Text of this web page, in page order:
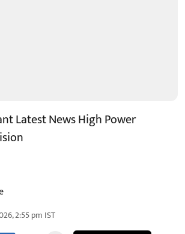
Latest News High Power
2:55 pm IST